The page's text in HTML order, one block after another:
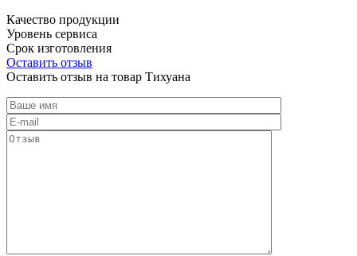
Качество продукции
Уровень сервиса
Срок изготовления
Оставить отзыв
Оставить отзыв на товар Тихуана